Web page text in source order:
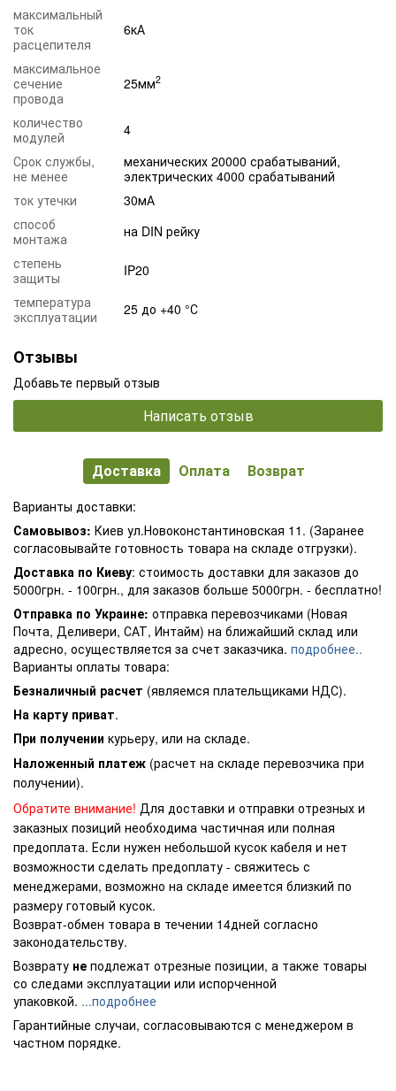
максимальный
ток
расцепителя
6кА
максимальное
сечение
провода
25мм2
количество
модулей
4
Срок службы,
не менее
механических 20000 срабатываний,
электрических 4000 срабатываний
ток утечки
30мА
способ
монтажа
на DIN рейку
степень
защиты
IP20
температура
эксплуатации
25 до +40 °С
Отзывы
Добавьте первый отзыв
Написать отзыв
Доставка Оплата Возврат
Варианты доставки:
Самовывоз: Киев ул.Новоконстантиновская 11. (Заранее
согласовывайте готовность товара на складе отгрузки).
Доставка по Киеву: стоимость доставки для заказов до
5000грн. - 100грн., для заказов больше 5000грн. - бесплатно!
Отправка по Украине: отправка перевозчиками (Новая
Почта, Деливери, САТ, Интайм) на ближайший склад или
адресно, осуществляется за счет заказчика. подробнее..
Варианты оплаты товара:
Безналичный расчет (являемся плательщиками НДС).
На карту приват.
При получении курьеру, или на складе.
Наложенный платеж (расчет на складе перевозчика при
получении).
Обратите внимание! Для доставки и отправки отрезных и
заказных позиций необходима частичная или полная
предоплата. Если нужен небольшой кусок кабеля и нет
возможности сделать предоплату - свяжитесь с
менеджерами, возможно на складе имеется близкий по
размеру готовый кусок.
Возврат-обмен товара в течении 14дней согласно
законодательству.
Возврату не подлежат отрезные позиции, а также товары
со следами эксплуатации или испорченной
упаковкой. ...подробнее
Гарантийные случаи, согласовываются с менеджером в
частном порядке.